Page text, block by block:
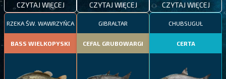
CZYTAJ WIĘCEJ CZYTAJ WIĘCEJ CZYTAJ WIĘCEJ
RZEKA ŚW. WAWRZYŃCA
BASS WIELKOPYSKI
GIBRALTAR
CEFAL GRUBOWARGI
CHUBSUGUŁ
CERTA